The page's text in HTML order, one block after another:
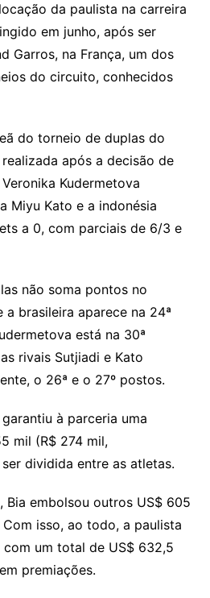
da paulista na carreira
em junho, após ser
Garros, na França, um dos
do circuito, conhecidos
do torneio de duplas do
após a decisão de
Kudermetova
Miyu Kato e a indonésia
a 0, com parciais de 6/3 e
não soma pontos no
a brasileira aparece na 24ª
está na 30ª
rivais Sutjiadi e Kato
o 26ª e o 27º postos.
à parceria uma
mil (R$ 274 mil,
dividida entre as atletas.
Bia embolsou outros US$ 605
isso, ao todo, a paulista
com um total de US$ 632,5
premiações.